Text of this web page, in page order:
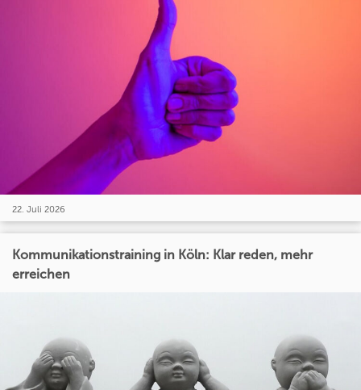
22. Juli 2026
Kommunikationstraining in Köln: Klar reden, mehr
erreichen